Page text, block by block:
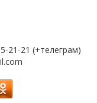
21-21 (+телеграм)